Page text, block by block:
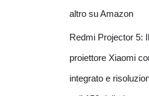
altro su Amazon
Redmi Projector 5:
proiettore Xiaomi
integrato e